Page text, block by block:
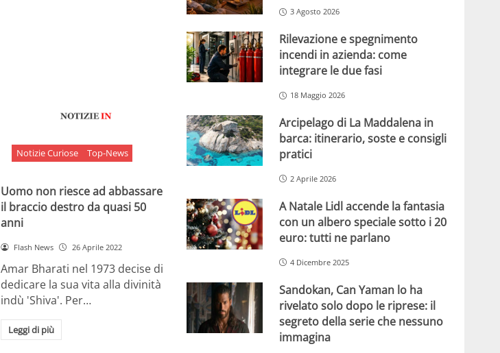
Notizie Curiose Top-News
Uomo non riesce ad abbassare
il braccio destro da quasi 50
anni
Flash News 26 Aprile 2022
Amar Bharati nel 1973 decise di
dedicare la sua vita alla divinità
indù 'Shiva'. Per…
Leggi di più
3 Agosto 2026
Rilevazione e spegnimento
incendi in azienda: come
integrare le due fasi
18 Maggio 2026
Arcipelago di La Maddalena in
barca: itinerario, soste e consigli
pratici
2 Aprile 2026
A Natale Lidl accende la fantasia
con un albero speciale sotto i 20
euro: tutti ne parlano
4 Dicembre 2025
Sandokan, Can Yaman lo ha
rivelato solo dopo le riprese: il
segreto della serie che nessuno
immagina